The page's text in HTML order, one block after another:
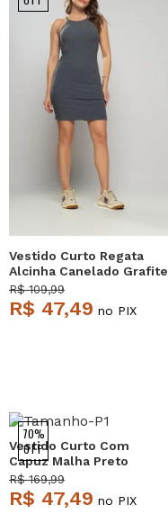
Vestido Curto Regata
Alcinha Canelado Grafite
Salvatore
R$ 109,99
R$ 47,49 no PIX
70%
OFF
Vestido Curto Com
Capuz Malha Preto
Salvatore
R$ 169,99
R$ 47,49 no PIX